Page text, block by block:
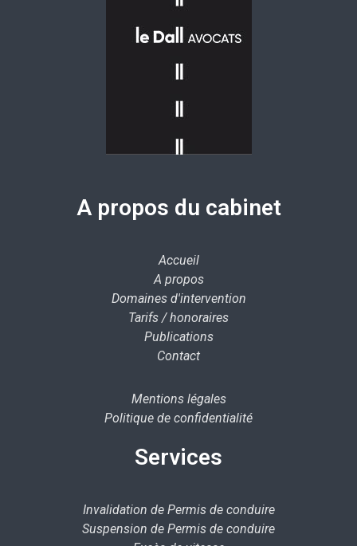
A propos du cabinet
Accueil
A propos
Domaines d'intervention
Tarifs / honoraires
Publications
Contact
Mentions légales
Politique de confidentialité
Services
Invalidation de Permis de conduire
Suspension de Permis de conduire